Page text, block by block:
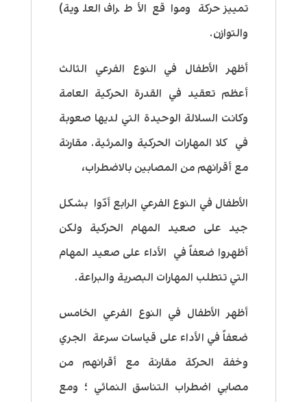
تمييز حركة ومواقع الأطراف العلوية)
والتوازن.
أظهر الأطفال في النوع الفرعي الثالث
أعظم تعقيد في القدرة الحركية العامة
وكانت السلالة الوحيدة التي لديها صعوبة
في كلا المهارات الحركية والمرئية. مقارنة
مع أقرانهم من المصابين بالاضطراب،
الأطفال في النوع الفرعي الرابع أدّوا بشكل
جيد على صعيد المهام الحركية ولكن
أظهروا ضعفاً في الأداء على صعيد المهام
التي تتطلب المهارات البصرية والبراعة.
أظهر الأطفال في النوع الفرعي الخامس
ضعفاً في الأداء على قياسات سرعة الجري
وخفة الحركة مقارنة مع أقرانهم من
مصابي اضطراب التناسق النمائي ؛ ومع